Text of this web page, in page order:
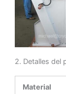
2. Detalles del
Material